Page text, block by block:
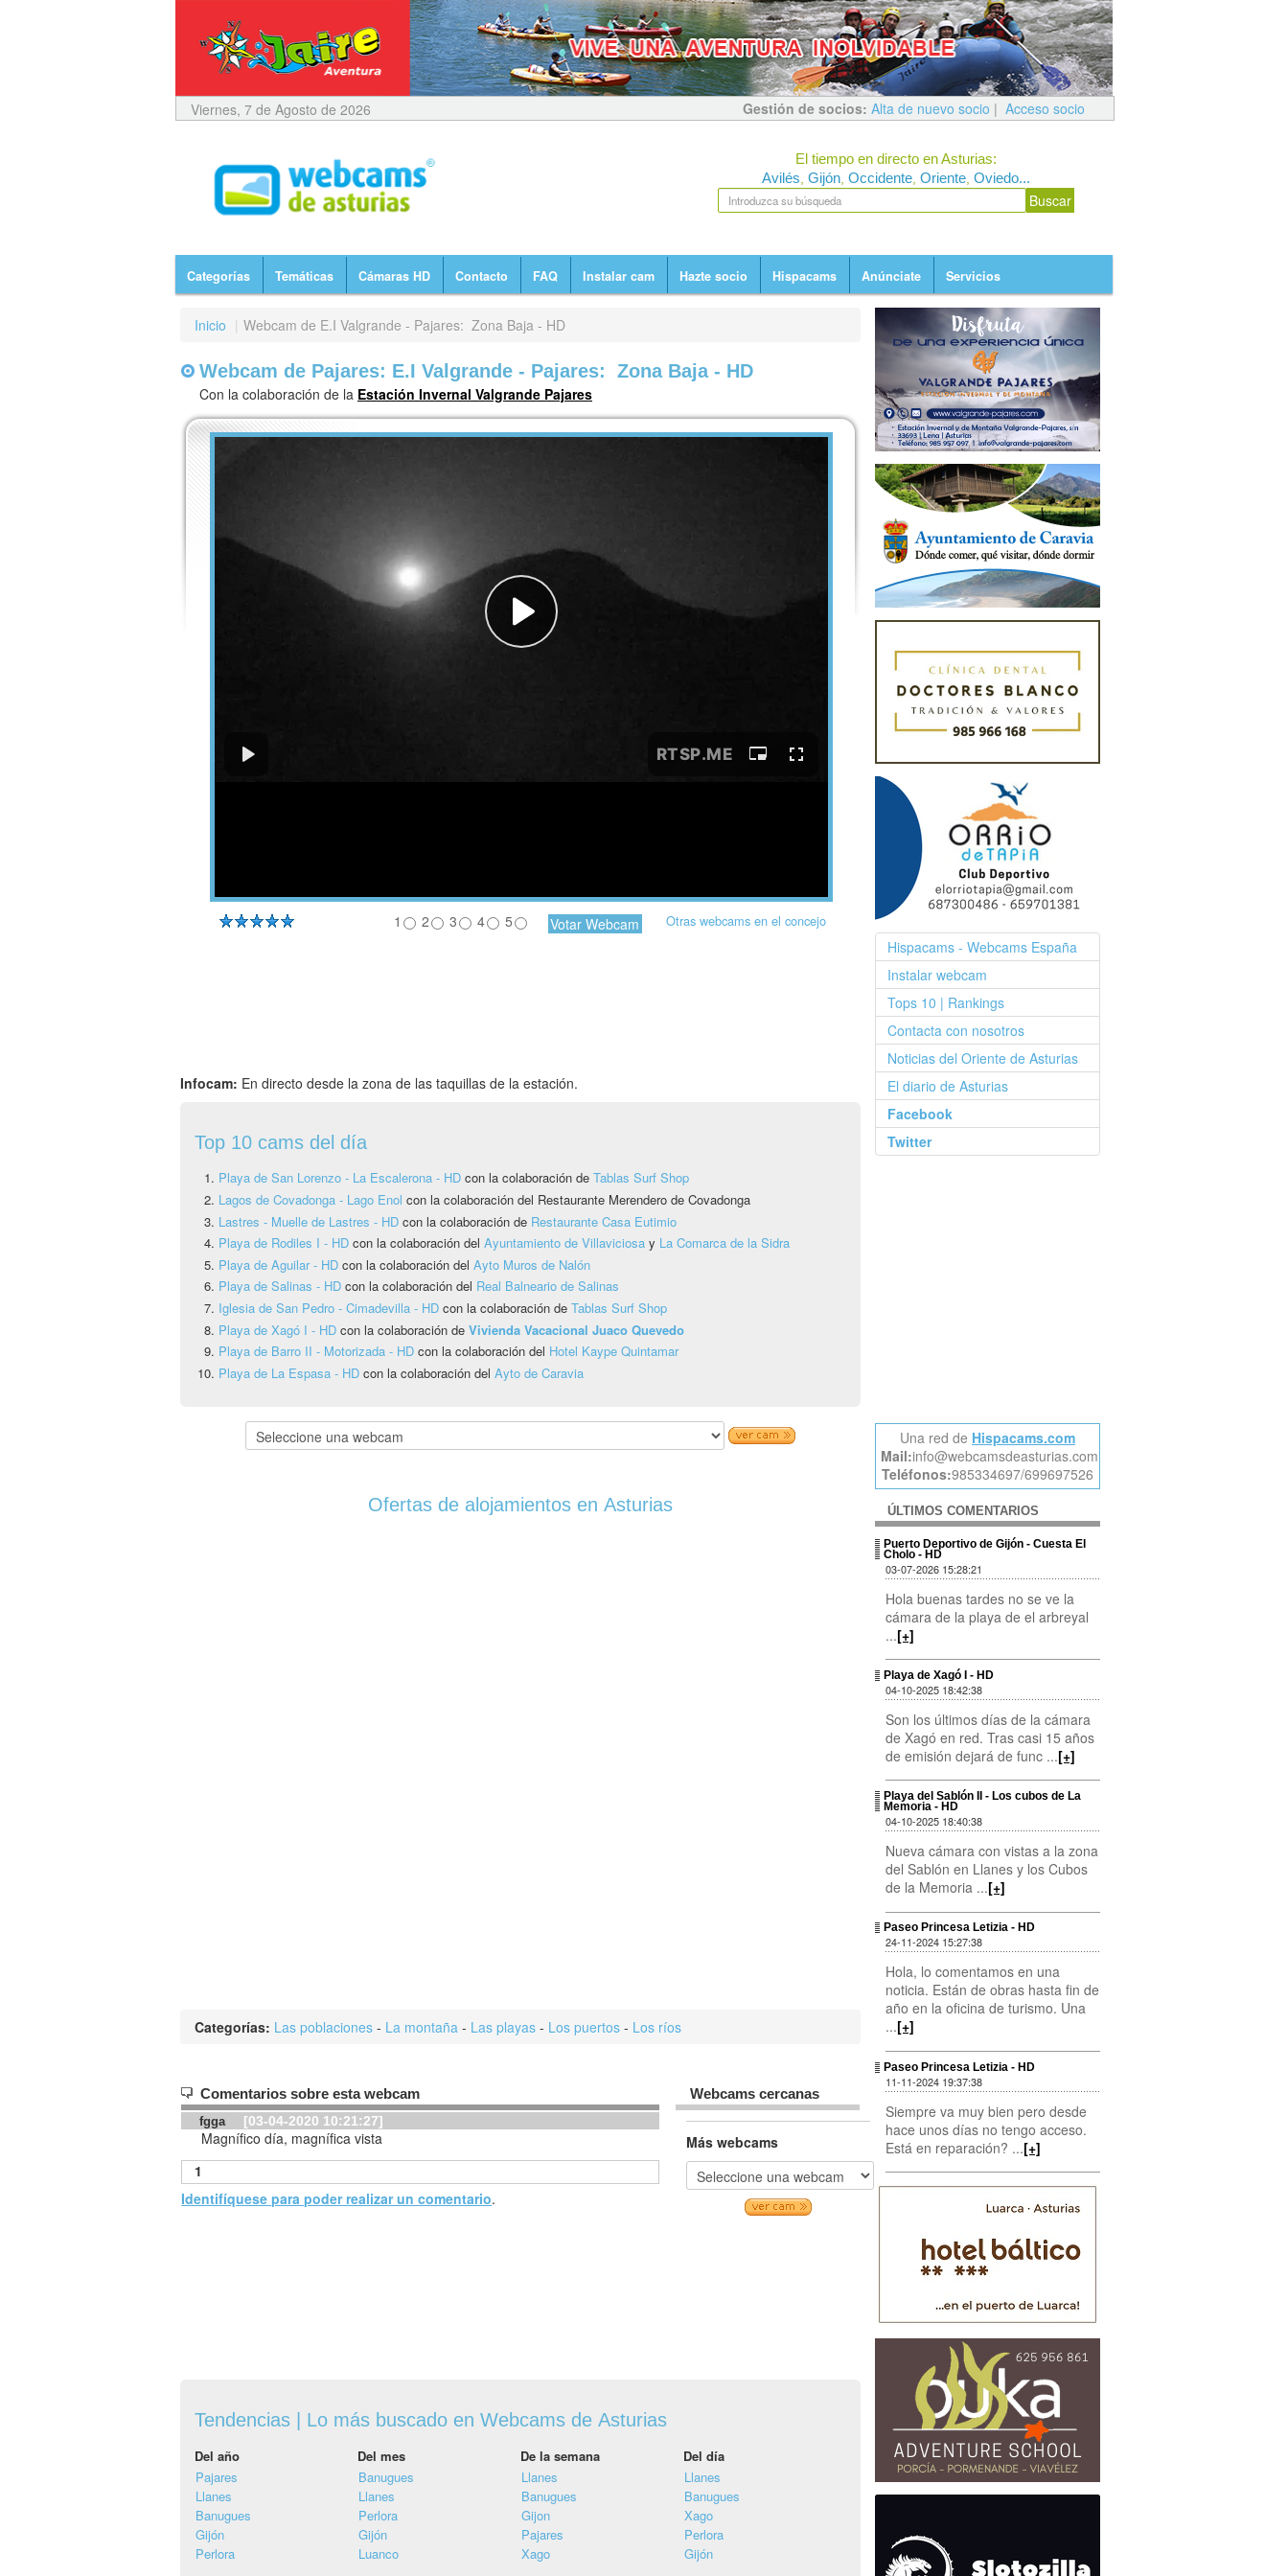
Viernes, 7 de Agosto de 2026 Acceso socio
Gestión de socios: Alta de nuevo socio |
El tiempo en directo en Asturias:
Avilés, Gijón, Occidente, Oriente, Oviedo...
Categorías Temáticas Cámaras HD Contacto FAQ Instalar cam Hazte socio Hispacams Anúnciate Servicios
Inicio | Webcam de E.I Valgrande - Pajares: Zona Baja - HD
Webcam de Pajares: E.I Valgrande - Pajares: Zona Baja - HD
Con la colaboración de la Estación Invernal Valgrande Pajares
1 2 3 4 5 Otras webcams en el concejo
Infocam: En directo desde la zona de las taquillas de la estación.
Top 10 cams del día
Playa de San Lorenzo - La Escalerona - HD con la colaboración de Tablas Surf Shop
Lagos de Covadonga - Lago Enol con la colaboración del Restaurante Merendero de Covadonga
Lastres - Muelle de Lastres - HD con la colaboración de Restaurante Casa Eutimio
Playa de Rodiles I - HD con la colaboración del Ayuntamiento de Villaviciosa y La Comarca de la Sidra
Playa de Aguilar - HD con la colaboración del Ayto Muros de Nalón
Playa de Salinas - HD con la colaboración del Real Balneario de Salinas
Iglesia de San Pedro - Cimadevilla - HD con la colaboración de Tablas Surf Shop
Playa de Xagó I - HD con la colaboración de Vivienda Vacacional Juaco Quevedo
Playa de Barro II - Motorizada - HD con la colaboración del Hotel Kaype Quintamar
Playa de La Espasa - HD con la colaboración del Ayto de Caravia
Ofertas de alojamientos en Asturias
Categorías: Las poblaciones - La montaña - Las playas - Los puertos - Los ríos
Comentarios sobre esta webcam
fgga [03-04-2020 10:21:27]
Magnífico día, magnífica vista
1
Identifíquese para poder realizar un comentario.
Webcams cercanas
Más webcams
Tendencias | Lo más buscado en Webcams de Asturias
Del año Del mes De la semana
Del día
Pajares
Llanes
Banugues
Gijón
Perlora
Banugues
Llanes
Perlora
Gijón
Luanco
Llanes
Banugues
Gijon
Pajares
Xago
Llanes
Banugues
Xago
Perlora
Gijón
Hispacams - Webcams España
Instalar webcam
Tops 10 | Rankings
Contacta con nosotros
Noticias del Oriente de Asturias
El diario de Asturias
Facebook
Twitter
Una red de Hispacams.com
Mail:info@webcamsdeasturias.com
Teléfonos:985334697/699697526
ÚLTIMOS COMENTARIOS
Puerto Deportivo de Gijón - Cuesta El
Cholo - HD
03-07-2026 15:28:21
Hola buenas tardes no se ve la
cámara de la playa de el arbreyal
...[+]
Playa de Xagó I - HD
04-10-2025 18:42:38
Son los últimos días de la cámara
de Xagó en red. Tras casi 15 años
de emisión dejará de func ...[+]
Playa del Sablón II - Los cubos de La
Memoria - HD
04-10-2025 18:40:38
Nueva cámara con vistas a la zona
del Sablón en Llanes y los Cubos
de la Memoria ...[+]
Paseo Princesa Letizia - HD
24-11-2024 15:27:38
Hola, lo comentamos en una
noticia. Están de obras hasta fin de
año en la oficina de turismo. Una
...[+]
Paseo Princesa Letizia - HD
11-11-2024 19:37:38
Siempre va muy bien pero desde
hace unos días no tengo acceso.
Está en reparación? ...[+]